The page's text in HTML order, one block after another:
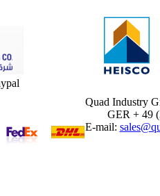
Quad Industry
GER + 49
E-mail: